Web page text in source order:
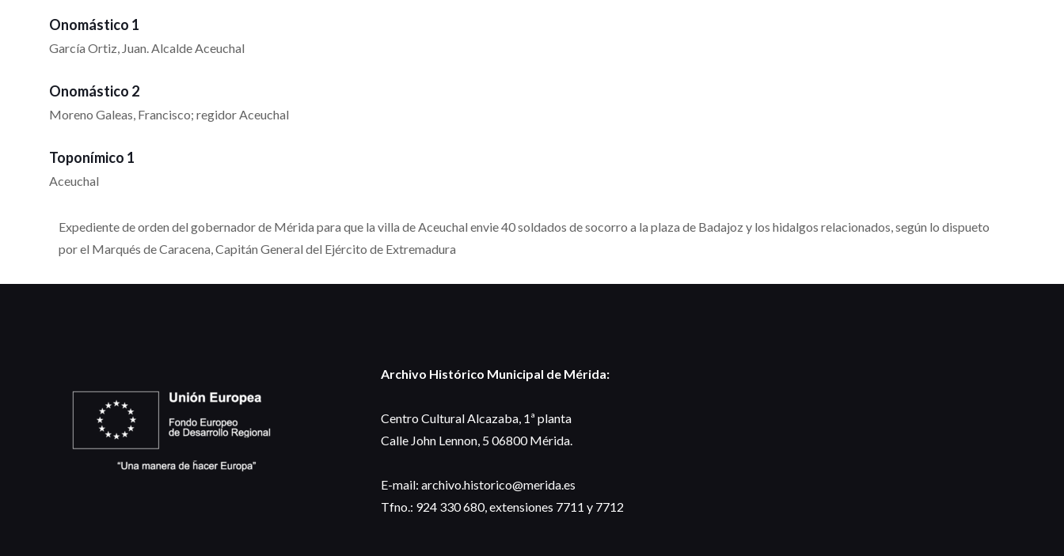
Onomástico 1
García Ortiz, Juan. Alcalde Aceuchal
Onomástico 2
Moreno Galeas, Francisco; regidor Aceuchal
Toponímico 1
Aceuchal
Expediente de orden del gobernador de Mérida para que la villa de Aceuchal envie 40 soldados de socorro a la plaza de Badajoz y los hidalgos relacionados, según lo dispueto
por el Marqués de Caracena, Capitán General del Ejército de Extremadura
Archivo Histórico Municipal de Mérida:
Centro Cultural Alcazaba, 1ª planta
Calle John Lennon, 5 06800 Mérida.
E-mail: archivo.historico@merida.es
Tfno.: 924 330 680, extensiones 7711 y 7712